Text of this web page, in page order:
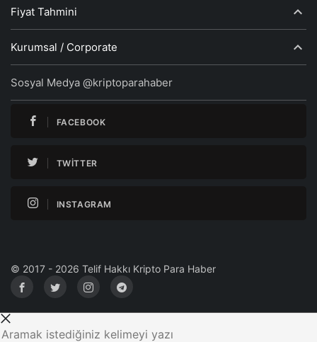
Fiyat Tahmini
Kurumsal / Corporate
Sosyal Medya @kriptoparahaber
FACEBOOK
TWITTER
INSTAGRAM
© 2017 - 2026 Telif Hakkı Kripto Para Haber